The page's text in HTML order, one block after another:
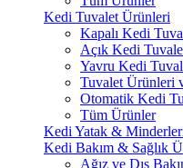
Kedi Tuvalet Ürünleri
Kapalı Kedi
Açık Kedi
Yavru Kedi
Tuvalet Ürünleri
Otomatik Kedi
Tüm Ürünler
Kedi Yatak &
Kedi Bakım & Sağlık
Ağız ve Dış